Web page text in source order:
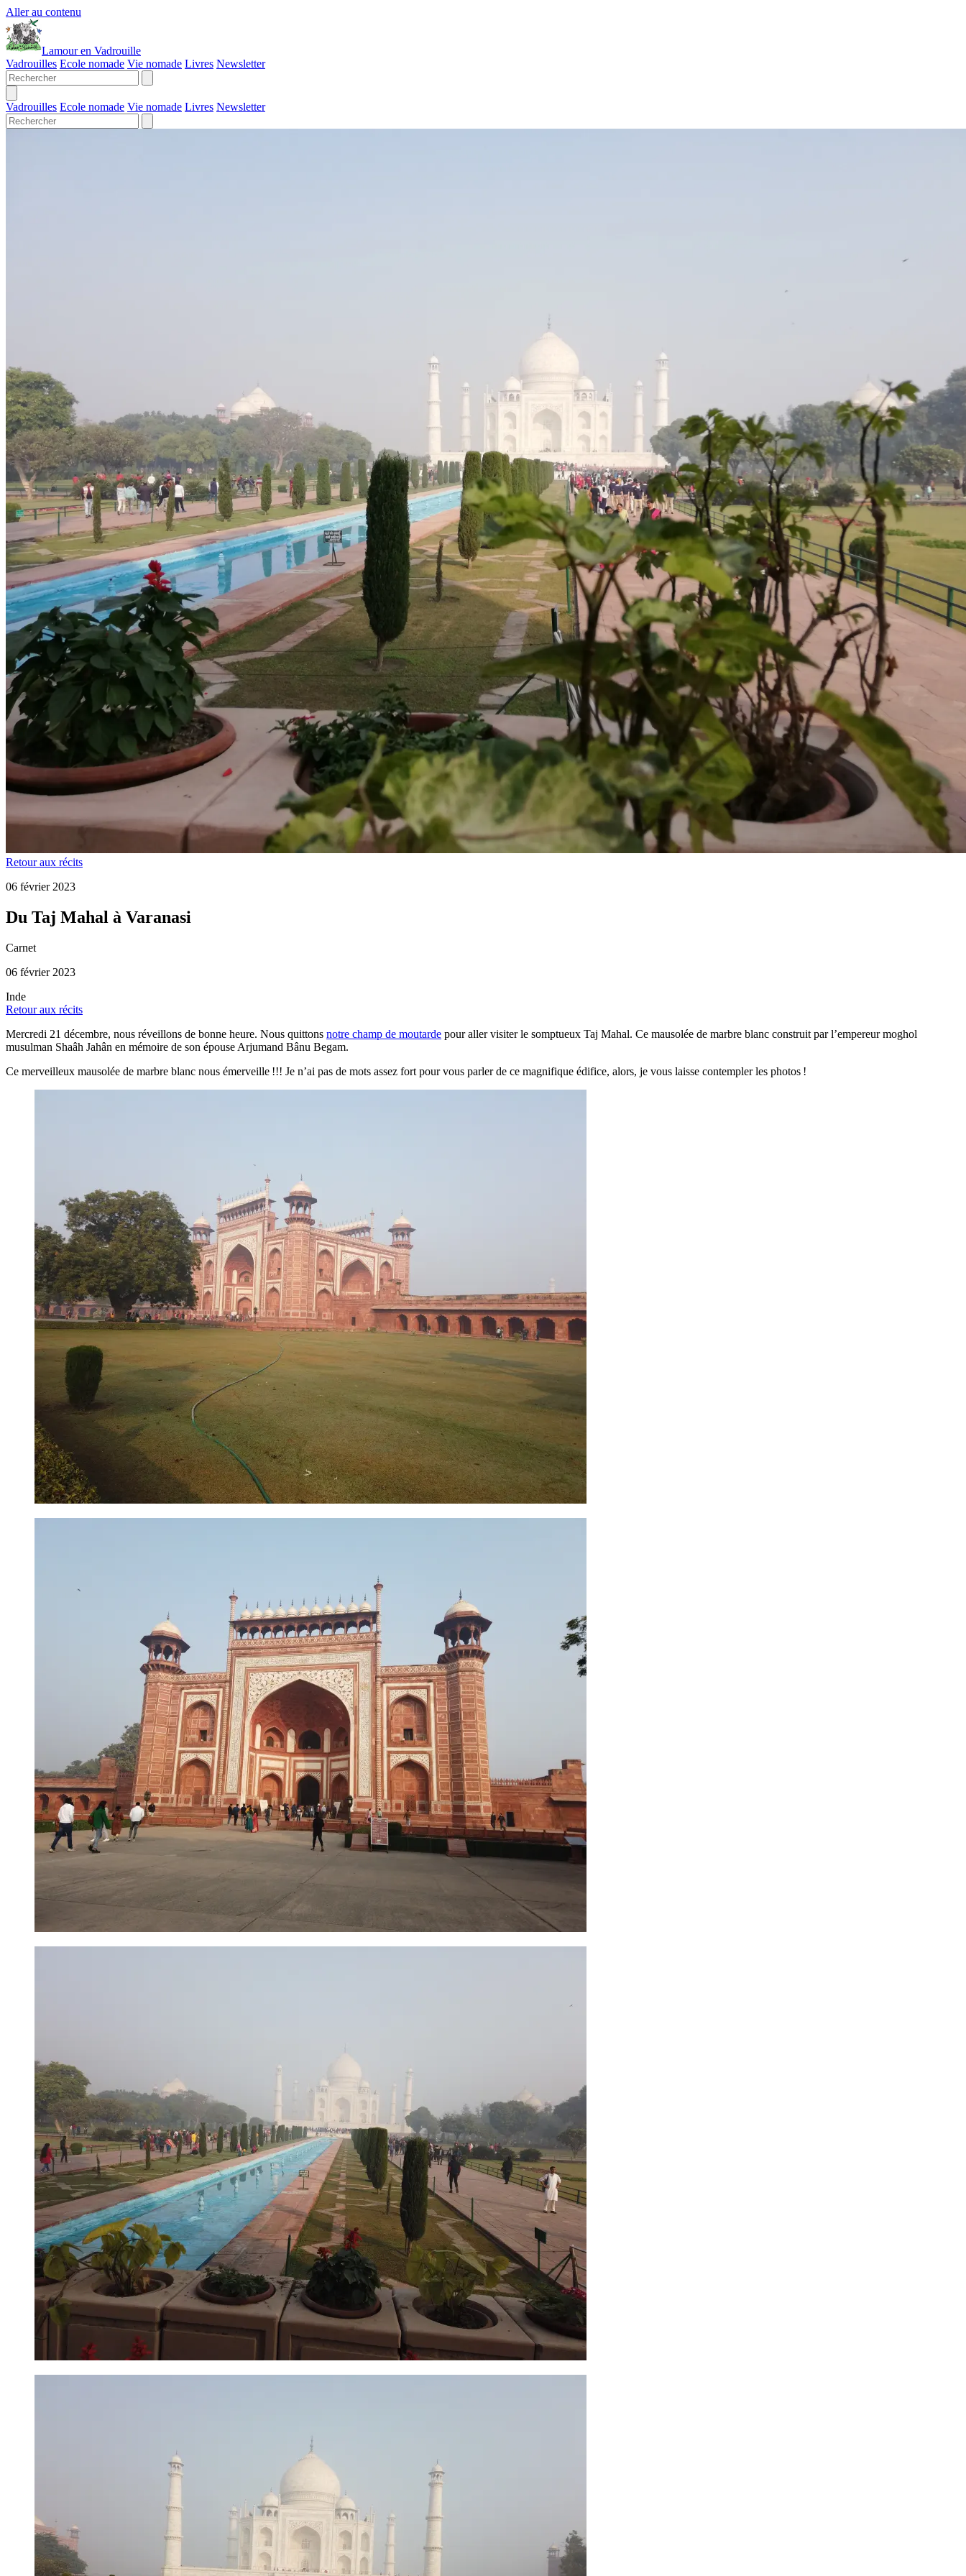
Aller au contenu
Lamour en Vadrouille
Vadrouilles Ecole nomade Vie nomade Livres Newsletter
Vadrouilles Ecole nomade Vie nomade Livres Newsletter
Retour aux récits
06 février 2023
Du Taj Mahal à Varanasi
Carnet
06 février 2023
Inde
Retour aux récits
Mercredi 21 décembre, nous réveillons de bonne heure. Nous quittons notre champ de moutarde pour aller visiter le somptueux Taj Mahal. Ce mausolée de marbre blanc construit par l’empereur moghol
musulman Shaâh Jahân en mémoire de son épouse Arjumand Bânu Begam.
Ce merveilleux mausolée de marbre blanc nous émerveille !!! Je n’ai pas de mots assez fort pour vous parler de ce magnifique édifice, alors, je vous laisse contempler les photos !